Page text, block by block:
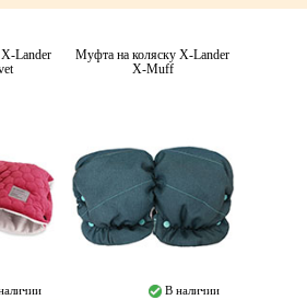
Lander
Муфта на коляску X-Lander
X-Muff
В наличии